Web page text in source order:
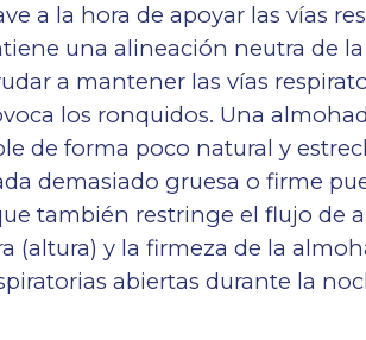
a la hora de apoyar las vías
una alineación neutra de
a mantener las vías
los ronquidos. Una
de forma poco natural y
demasiado gruesa o firme
también restringe el flujo de
(altura) y la firmeza de la
abiertas durante la